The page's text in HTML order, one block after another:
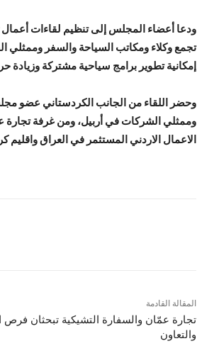
ودعا أعضاء المجلس إلى تنظيم لقاءات أعمال
تجمع وكلاء ومكاتب السياحة والسفر وممثلي
إمكانية تطوير برامج سياحية مشتركة وزيادة
وحضر اللقاء من الجانب الكردستاني عضو
وممثلي الشركات في أربيل، ومن غرفة تجارة
الاعمال الاردني المستثمر في العراق
المقالة القادمة
تجارة عمّان والسفارة التشيكية تبحثان فرص
والتعاون